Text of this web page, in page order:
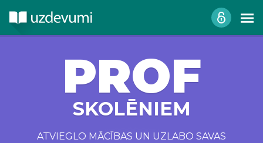
PROF
SKOLĒNIEM
ATVIEGLO MĀCĪBAS UN UZLABO SAVAS